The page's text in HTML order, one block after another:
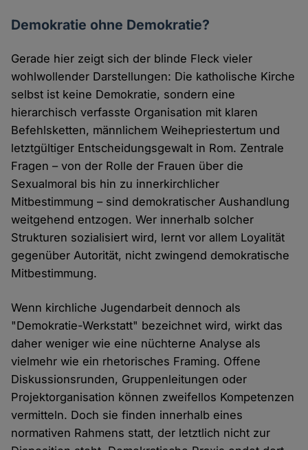
Demokratie ohne Demokratie?
Gerade hier zeigt sich der blinde Fleck vieler
wohlwollender Darstellungen: Die katholische Kirche
selbst ist keine Demokratie, sondern eine
hierarchisch verfasste Organisation mit klaren
Befehlsketten, männlichem Weihepriestertum und
letztgültiger Entscheidungsgewalt in Rom. Zentrale
Fragen – von der Rolle der Frauen über die
Sexualmoral bis hin zu innerkirchlicher
Mitbestimmung – sind demokratischer Aushandlung
weitgehend entzogen. Wer innerhalb solcher
Strukturen sozialisiert wird, lernt vor allem Loyalität
gegenüber Autorität, nicht zwingend demokratische
Mitbestimmung.
Wenn kirchliche Jugendarbeit dennoch als
"Demokratie-Werkstatt" bezeichnet wird, wirkt das
daher weniger wie eine nüchterne Analyse als
vielmehr wie ein rhetorisches Framing. Offene
Diskussionsrunden, Gruppenleitungen oder
Projektorganisation können zweifellos Kompetenzen
vermitteln. Doch sie finden innerhalb eines
normativen Rahmens statt, der letztlich nicht zur